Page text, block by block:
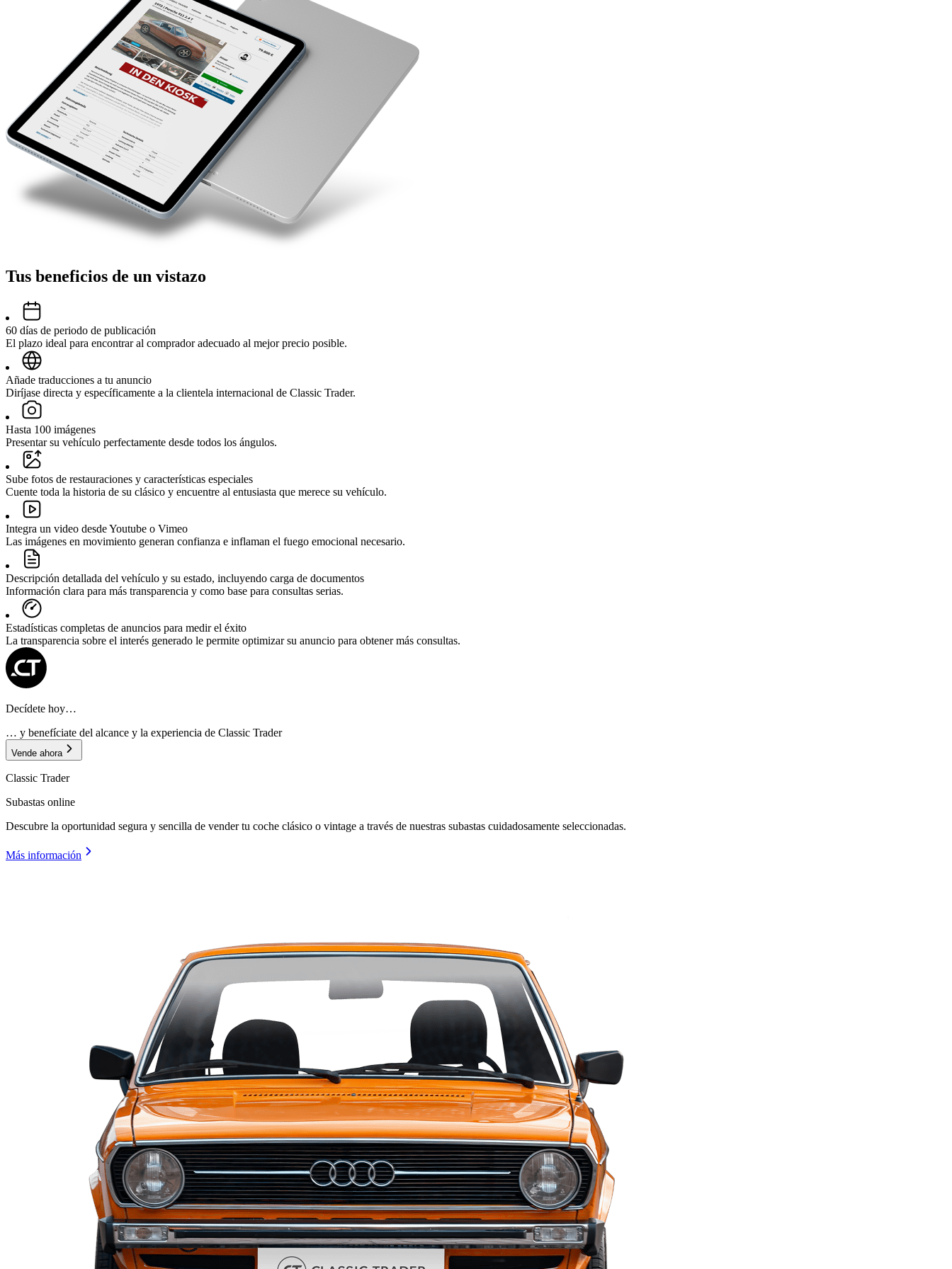
Tus beneficios de un vistazo
60 días de periodo de publicación
El plazo ideal para encontrar al comprador adecuado al mejor precio posible.
Añade traducciones a tu anuncio
Diríjase directa y específicamente a la clientela internacional de Classic Trader.
Hasta 100 imágenes
Presentar su vehículo perfectamente desde todos los ángulos.
Sube fotos de restauraciones y características especiales
Cuente toda la historia de su clásico y encuentre al entusiasta que merece su vehículo.
Integra un video desde Youtube o Vimeo
Las imágenes en movimiento generan confianza e inflaman el fuego emocional necesario.
Descripción detallada del vehículo y su estado, incluyendo carga de documentos
Información clara para más transparencia y como base para consultas serias.
Estadísticas completas de anuncios para medir el éxito
La transparencia sobre el interés generado le permite optimizar su anuncio para obtener más consultas.
Decídete hoy…
… y benefíciate del alcance y la experiencia de Classic Trader
Vende ahora
Classic Trader
Subastas online
Descubre la oportunidad segura y sencilla de vender tu coche clásico o vintage a través de nuestras subastas cuidadosamente seleccionadas.
Más información